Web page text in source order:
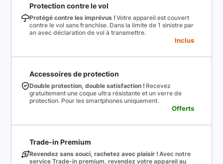
Protection contre le vol
Protégé contre les imprévus ! Votre appareil est couvert
contre le vol sans franchise. Dans la limite de 1 sinistre par
an avec déclaration de vol à transmettre.
Inclus
Accessoires de protection
Double protection, double satisfaction ! Recevez
gratuitement une coque ultra résistante et un verre de
protection. Pour les smartphones uniquement.
Offerts
Trade-in Premium
Revendez sans souci, rachetez avec plaisir ! Avec notre
service Trade-in premium, revendez votre appareil au